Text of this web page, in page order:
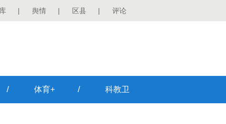
| 舆情 | 区县 | 评论
/ 体育+ / 科教卫